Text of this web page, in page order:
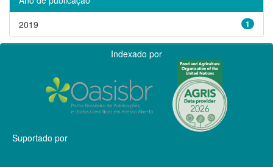
1
2019
Indexado por
Suportado por